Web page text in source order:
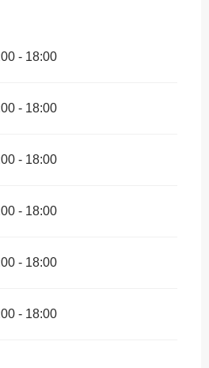
- 18:00
- 18:00
- 18:00
- 18:00
- 18:00
- 18:00